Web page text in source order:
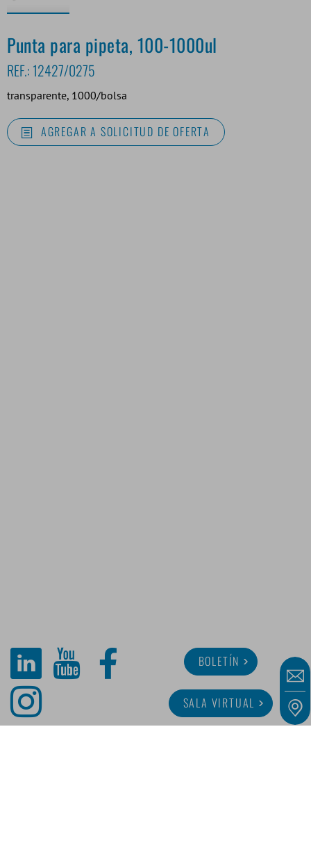
Punta para pipeta, 100-1000ul
REF.: 12427/0275
transparente, 1000/bolsa
AGREGAR A SOLICITUD DE OFERTA
BOLETÍN
SALA VIRTUAL